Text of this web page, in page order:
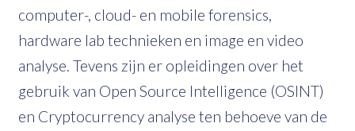
computer-, cloud- en mobile forensics,
hardware lab technieken en image en video
analyse. Tevens zijn er opleidingen over het
gebruik van Open Source Intelligence (OSINT)
en Cryptocurrency analyse ten behoeve van de